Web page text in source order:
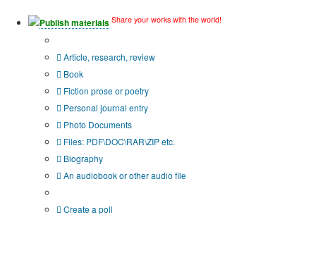
Publish materials Share your works with the world!
Article, research, review
Book
Fiction prose or poetry
Personal journal entry
Photo Documents
Files: PDF\DOC\RAR\ZIP etc.
Biography
An audiobook or other audio file
Create a poll